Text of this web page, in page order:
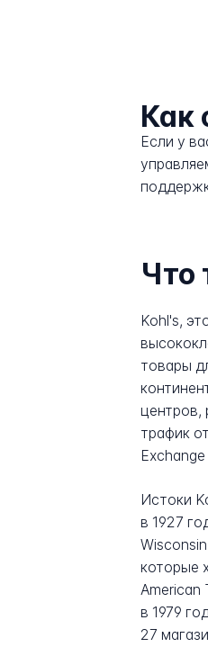
Как
Если у
Что
Kohl's,
товары
центров,
трафик
Истоки
в 1927
которые
American
в 1979
27